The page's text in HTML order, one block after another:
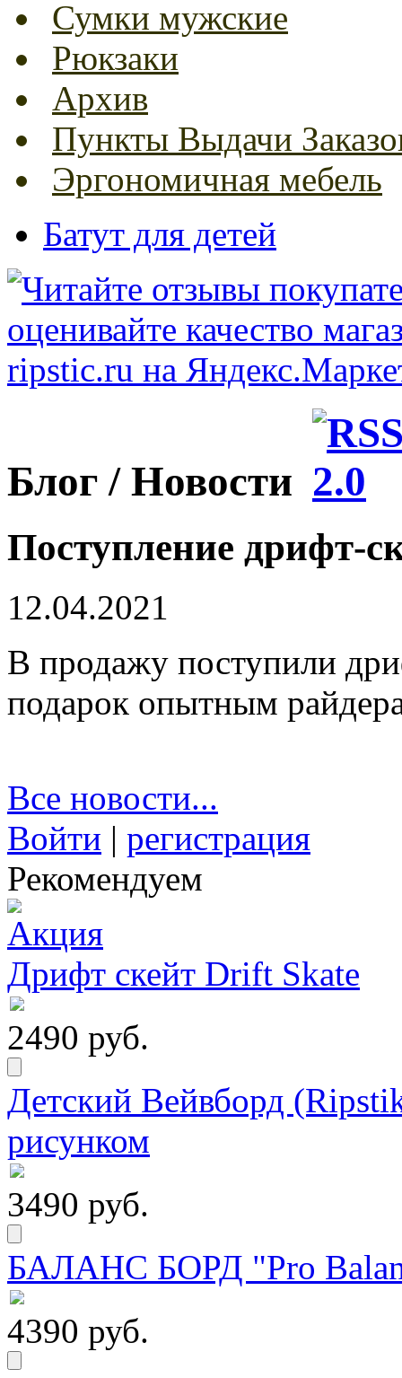
Сумки мужские
Рюкзаки
Архив
Пункты Выдачи
Эргономичная мебель
Батут для детей
Блог / Новости
Поступление дрифт-
12.04.2021
В продажу поступили
подарок опытным
Все новости...
Войти | регистрация
Рекомендуем
Дрифт скейт Drift Skate
2490 руб.
Детский Вейвборд
рисунком
3490 руб.
БАЛАНС БОРД "Pro
4390 руб.